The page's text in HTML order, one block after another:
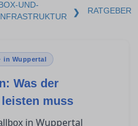
UND-
❯ RATGEBER
in Wuppertal
Was der
muss
in Wuppertal